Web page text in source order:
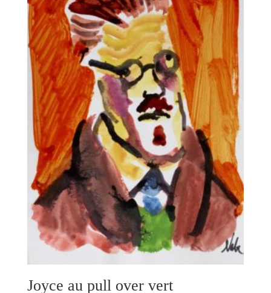
Joyce au pull over vert